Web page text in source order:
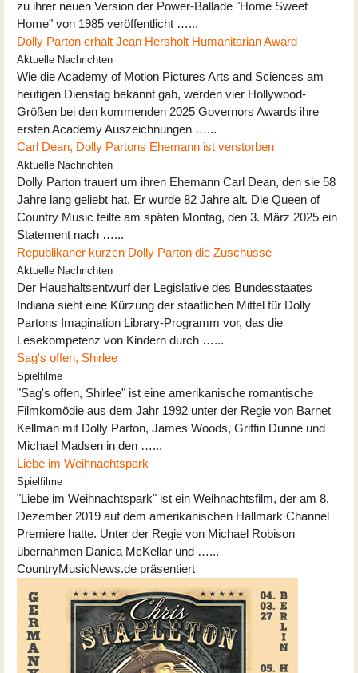
zu ihrer neuen Version der Power-Ballade "Home Sweet
Home" von 1985 veröffentlicht …...
Dolly Parton erhält Jean Hersholt Humanitarian Award
Aktuelle Nachrichten
Wie die Academy of Motion Pictures Arts and Sciences am
heutigen Dienstag bekannt gab, werden vier Hollywood-
Größen bei den kommenden 2025 Governors Awards ihre
ersten Academy Auszeichnungen …...
Carl Dean, Dolly Partons Ehemann ist verstorben
Aktuelle Nachrichten
Dolly Parton trauert um ihren Ehemann Carl Dean, den sie 58
Jahre lang geliebt hat. Er wurde 82 Jahre alt. Die Queen of
Country Music teilte am späten Montag, den 3. März 2025 ein
Statement nach …...
Republikaner kürzen Dolly Parton die Zuschüsse
Aktuelle Nachrichten
Der Haushaltsentwurf der Legislative des Bundesstaates
Indiana sieht eine Kürzung der staatlichen Mittel für Dolly
Partons Imagination Library-Programm vor, das die
Lesekompetenz von Kindern durch …...
Sag's offen, Shirlee
Spielfilme
"Sag's offen, Shirlee" ist eine amerikanische romantische
Filmkomödie aus dem Jahr 1992 unter der Regie von Barnet
Kellman mit Dolly Parton, James Woods, Griffin Dunne und
Michael Madsen in den …...
Liebe im Weihnachtspark
Spielfilme
"Liebe im Weihnachtspark" ist ein Weihnachtsfilm, der am 8.
Dezember 2019 auf dem amerikanischen Hallmark Channel
Premiere hatte. Unter der Regie von Michael Robison
übernahmen Danica McKellar und …...
CountryMusicNews.de präsentiert